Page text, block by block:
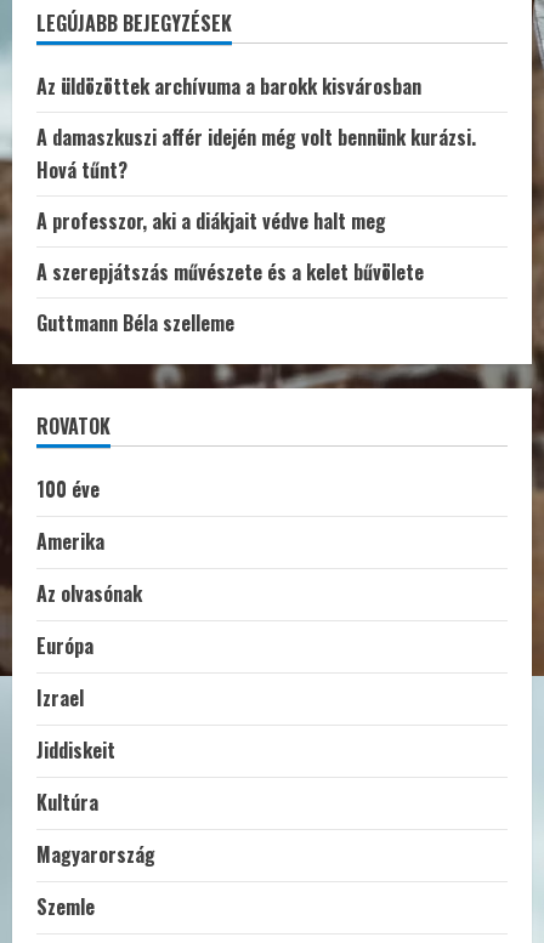
LEGÚJABB BEJEGYZÉSEK
Az üldözöttek archívuma a barokk kisvárosban
A damaszkuszi affér idején még volt bennünk kurázsi.
Hová tűnt?
A professzor, aki a diákjait védve halt meg
A szerepjátszás művészete és a kelet bűvölete
Guttmann Béla szelleme
ROVATOK
100 éve
Amerika
Az olvasónak
Európa
Izrael
Jiddiskeit
Kultúra
Magyarország
Szemle